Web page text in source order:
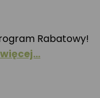
Rabatowy!